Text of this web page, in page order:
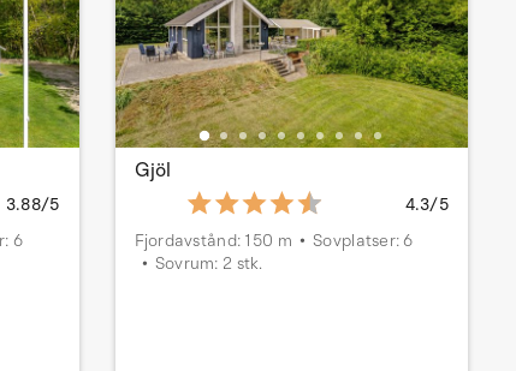
3.88/5
6
Gjöl
4.3/5
Fjordavstånd: 150 m
Sovplatser: 6
Sovrum: 2 stk.